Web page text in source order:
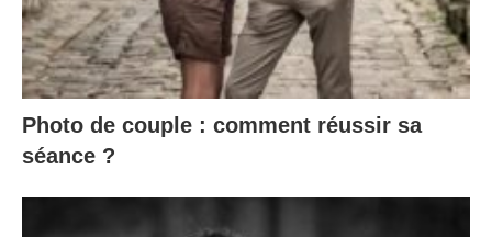
Photo de couple : comment réussir sa
séance ?